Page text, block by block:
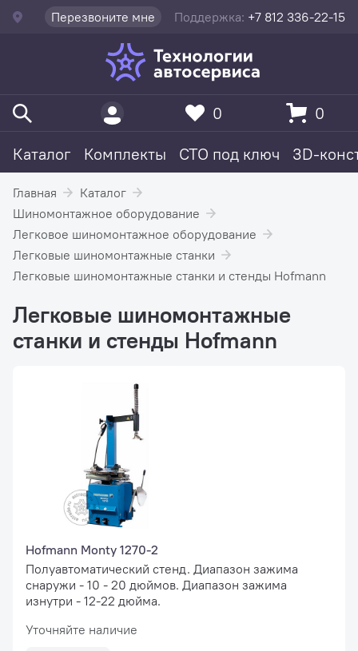
Перезвоните мне Поддержка: +7 812 336-22-15
Каталог Комплекты СТО под ключ 3D-
0 0
Главная
Каталог
Шиномонтажное оборудование
Легковое шиномонтажное оборудование
Легковые шиномонтажные станки
Легковые шиномонтажные станки и стенды Hofmann
Легковые шиномонтажные
станки и стенды Hofmann
Hofmann Monty 1270-2
Полуавтоматический стенд. Диапазон зажима
снаружи - 10 - 20 дюймов. Диапазон зажима
изнутри - 12-22 дюйма.
Уточняйте наличие